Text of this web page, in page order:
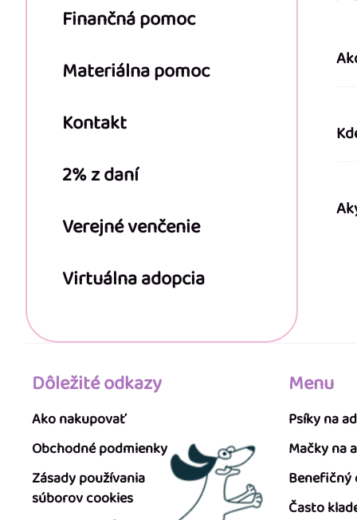
Finančná pomoc
Materiálna pomoc
Kontakt
2% z daní
Verejné venčenie
Virtuálna adopcia
Dôležité odkazy
Ako nakupovať
Obchodné podmienky
Zásady používania
súborov cookies
Menu
Psíky na
Mačky na
Benefičný
Často